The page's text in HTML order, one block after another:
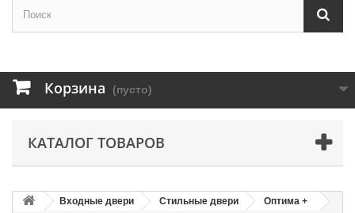
Корзина (пусто)
КАТАЛОГ ТОВАРОВ
Входные двери Стильные двери
Оптима +